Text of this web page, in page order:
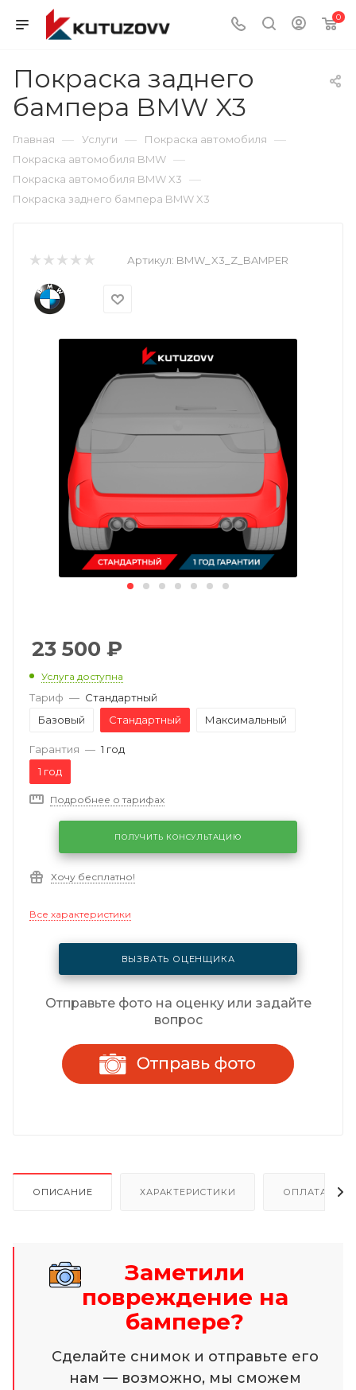
0
Покраска заднего
бампера BMW X3
Главная — Услуги — Покраска автомобиля —
Покраска автомобиля BMW —
Покраска автомобиля BMW X3 —
Покраска заднего бампера BMW X3
Артикул: BMW_X3_Z_BAMPER
23 500 ₽
Услуга доступна
Тариф — Стандартный
Базовый
Стандартный Максимальный
Гарантия — 1 год
1 год
Подробнее о тарифах
ПОЛУЧИТЬ КОНСУЛЬТАЦИЮ
Хочу бесплатно!
Все характеристики
ВЫЗВАТЬ ОЦЕНЩИКА
Отправьте фото на оценку или задайте
вопрос
ОПИСАНИЕ ХАРАКТЕРИСТИКИ ОПЛАТА И
Заметили
повреждение на
бампере?
Сделайте снимок и отправьте его
нам — возможно, мы сможем